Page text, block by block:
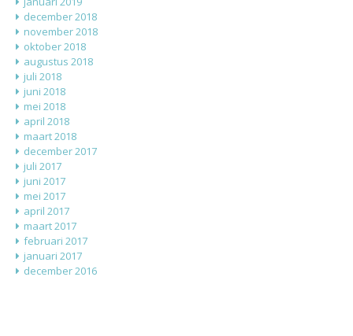
december 2018
november 2018
oktober 2018
augustus 2018
juli 2018
juni 2018
mei 2018
april 2018
maart 2018
december 2017
juli 2017
juni 2017
mei 2017
april 2017
maart 2017
februari 2017
januari 2017
december 2016